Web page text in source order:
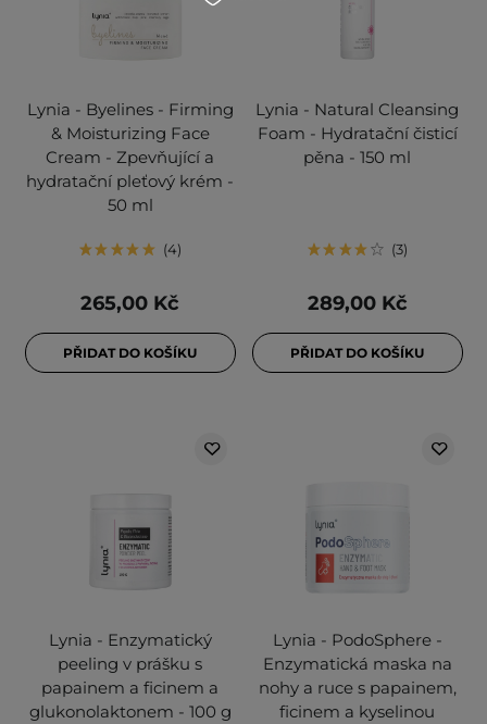
Lynia - Byelines - Firming
& Moisturizing Face
Cream - Zpevňující a
hydratační pleťový krém -
50 ml
4
265,00 Kč
PŘIDAT DO KOŠÍKU
Lynia - Natural Cleansing
Foam - Hydratační čisticí
pěna - 150 ml
3
289,00 Kč
PŘIDAT DO KOŠÍKU
Lynia - Enzymatický
peeling v prášku s
papainem a ficinem a
glukonolaktonem - 100 g
Lynia - PodoSphere -
Enzymatická maska na
nohy a ruce s papainem,
ficinem a kyselinou